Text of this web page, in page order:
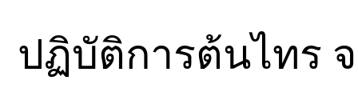
ปฏิบัติการต้นไทร